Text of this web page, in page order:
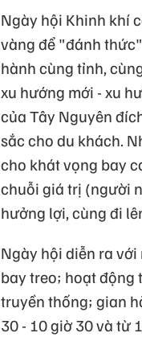
Ngày hội Khinh khí
vàng để "đánh
hành cùng tỉnh,
xu hướng mới - xu
của Tây Nguyên
sắc cho du khách.
cho khát vọng bay
chuỗi giá trị (người
hưởng lợi, cùng đi
Ngày hội diễn ra
bay treo; hoạt động
truyền thống; gian
30 - 10 giờ 30 và từ